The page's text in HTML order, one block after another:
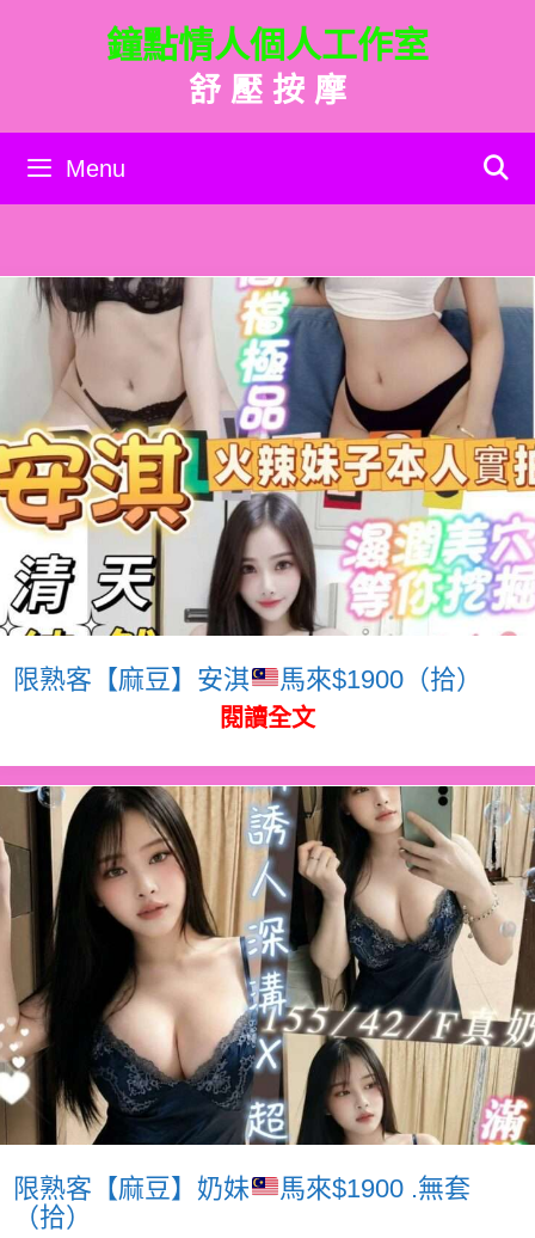
內
鐘點情人個人工作室
舒 壓 按 摩
Menu
限熟客【麻豆】安淇 馬來$1900（拾）
閱讀全文
限熟客【麻豆】奶妹
馬來$1900 .無套
（拾）